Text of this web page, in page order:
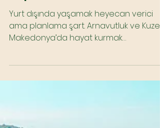
Balkanlarda Yeni Bir
Hayat Kurarken Sık
Yapılan 7 Hata
Makedonya’da hayat kurmak
sanıldığından daha erişilebilir...